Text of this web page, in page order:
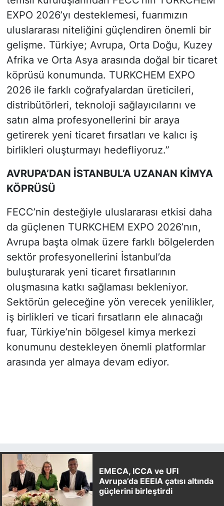
EXPO 2026’yı desteklemesi, fuarımızın
uluslararası niteliğini güçlendiren önemli bir
gelişme. Türkiye; Avrupa, Orta Doğu, Kuzey
Afrika ve Orta Asya arasında doğal bir ticaret
köprüsü konumunda. TURKCHEM EXPO
2026 ile farklı coğrafyalardan üreticileri,
distribütörleri, teknoloji sağlayıcılarını ve
satın alma profesyonellerini bir araya
getirerek yeni ticaret fırsatları ve kalıcı iş
birlikleri oluşturmayı hedefliyoruz.”
AVRUPA’DAN İSTANBUL’A UZANAN KİMYA
KÖPRÜSÜ
FECC’nin desteğiyle uluslararası etkisi daha
da güçlenen TURKCHEM EXPO 2026’nın,
Avrupa başta olmak üzere farklı bölgelerden
sektör profesyonellerini İstanbul’da
buluşturarak yeni ticaret fırsatlarının
oluşmasına katkı sağlaması bekleniyor.
Sektörün geleceğine yön verecek yenilikler,
iş birlikleri ve ticari fırsatların ele alınacağı
fuar, Türkiye’nin bölgesel kimya merkezi
konumunu destekleyen önemli platformlar
arasında yer almaya devam ediyor.
EMECA, ICCA ve UFI
Avrupa’da EEEIA çatısı altında
güçlerini birleştirdi